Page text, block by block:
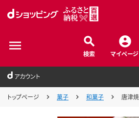
検索 マイページ
アカウント
トップページ 菓子 和菓子 唐津